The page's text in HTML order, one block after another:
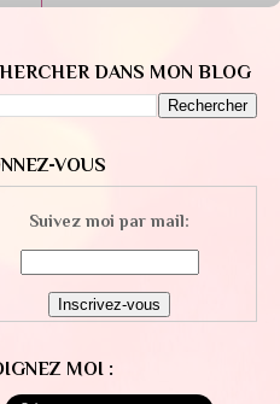
DANS MON BLOG
VOUS
Suivez moi par mail:
MOI :